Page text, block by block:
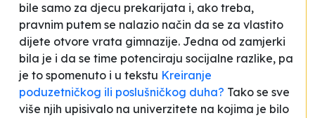
bile samo za djecu prekarijata i, ako treba,
pravnim putem se nalazio način da se za vlastito
dijete otvore vrata gimnazije. Jedna od zamjerki
bila je i da se time potenciraju socijalne razlike, pa
je to spomenuto i u tekstu Kreiranje
poduzetničkog ili poslušničkog duha? Tako se sve
više njih upisivalo na univerzitete na kojima je bilo